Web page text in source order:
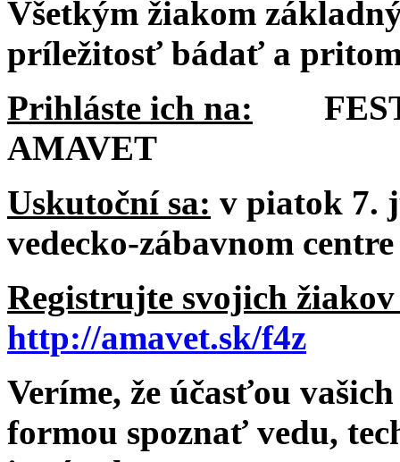
Všetkým žiakom
príležitosť bádať a
Prihláste ich na:
AMAVET
Uskutoční sa: v piatok 7.
vedecko-zábavnom
Registrujte svojich
http://amavet.sk/f4z
Veríme, že účasťou
formou spoznať vedu,